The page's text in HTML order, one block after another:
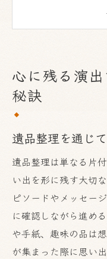
遺品整理
遺品整理後
心の整理を
遺品整理に
遺品整理に
方
家族と共に行う
家族で楽
心に残る演
秘訣
遺品整理を通じ
遺品整理は単なる片
い出を形に残す大切
ピソードやメッセー
に確認しながら進め
や手紙、趣味の品は
が集まった際に思い